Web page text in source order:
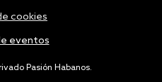
Pasión Habanos.
cookies
eventos